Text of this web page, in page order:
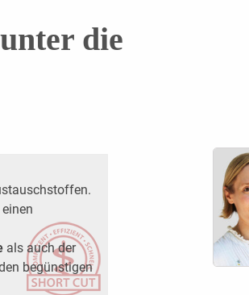
die
als auch der
begünstigen